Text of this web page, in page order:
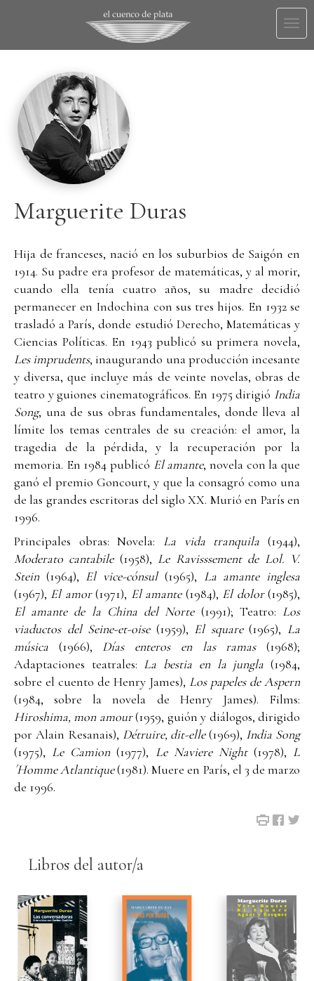
Marguerite Duras
Hija de franceses, nació en los suburbios de Saigón en
1914. Su padre era profesor de matemáticas, y al morir,
cuando ella tenía cuatro años, su madre decidió
permanecer en Indochina con sus tres hijos. En 1932 se
trasladó a París, donde estudió Derecho, Matemáticas y
Ciencias Políticas. En 1943 publicó su primera novela,
Les imprudents, inaugurando una producción incesante
y diversa, que incluye más de veinte novelas, obras de
teatro y guiones cinematográficos. En 1975 dirigió India
Song, una de sus obras fundamentales, donde lleva al
límite los temas centrales de su creación: el amor, la
tragedia de la pérdida, y la recuperación por la
memoria. En 1984 publicó El amante, novela con la que
ganó el premio Goncourt, y que la consagró como una
de las grandes escritoras del siglo XX. Murió en París en
1996.
Principales obras: Novela: La vida tranquila (1944),
Moderato cantabile(1958), Le Ravisssement de Lol. V.
Stein(1964), El vice-cónsul(1965), La amante inglesa
(1967), El amor(1971), El amante(1984), El dolor(1985),
El amante de la China del Norte(1991); Teatro: Los
viaductos del Seine-et-oise(1959), El square(1965), La
música (1966), Días enteros en las ramas(1968);
Adaptaciones teatrales: La bestia en la jungla (1984,
sobre el cuento de Henry James), Los papeles de Aspern
(1984, sobre la novela de Henry James). Films:
Hiroshima, mon amour(1959, guión y diálogos, dirigido
por Alain Resanais), Détruire, dit-elle(1969), India Song
(1975), Le Camion(1977), Le Naviere Night(1978), L
´Homme Atlantique(1981). Muere en París, el 3 de marzo
de 1996.
Libros del autor/a